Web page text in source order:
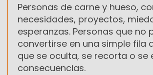
Personas de carne y hueso,
necesidades, proyectos,
esperanzas. Personas que no
convertirse en una simple fila
que se oculta, se recorta o se
consecuencias.